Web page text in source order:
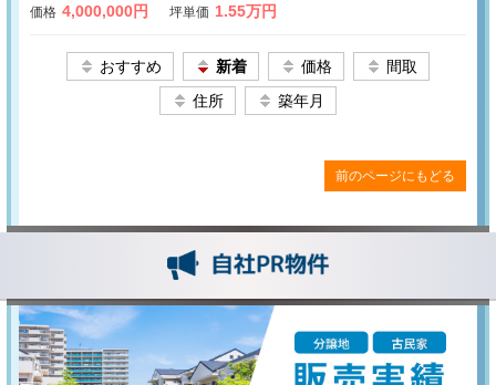
価格 4,000,000円 坪単価 1.55万円
おすすめ 新着 価格
間取
住所
築年月
前のページにもどる